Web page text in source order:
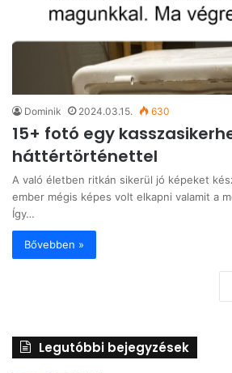
Dominik 2024.03.15. 630
15+ fotó egy
háttértörténettel
A való életben ritkán sikerül jó képeket
ember mégis képes volt elkapni valamit a
Így…
Bővebben »
Legutóbbi bejegyzések